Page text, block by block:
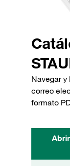
Navegar y
correo
formato